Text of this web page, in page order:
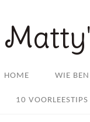
HOME WIE
10 VOORLEESTIPS